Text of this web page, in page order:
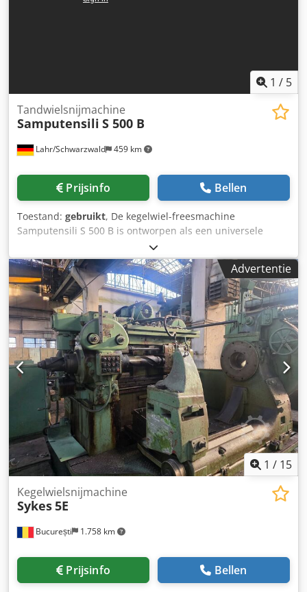
1 / 5
Lahr/Schwarzwald 459 km
Tandwielsnijmachine
Samputensili S 500 B
Prijsinfo Bellen
Toestand: gebruikt, De kegelwiel-freesmachine
Samputensili S 500 B is ontworpen als een universele
machine voor de flexibele bewerking van tandwielen en
wordt door fabrikanten van tandwiel- en
aandrijftechnologie ingezet voor het frezen van
kegelwielen. Technische gegevens: Wieldiameter: 500 mm
Moduul - max.: 5 Chjdpfx Asxz Ef Sjizea Tandbreedte: 100
mm Benodigde ruimte ca.: 4,5 x 3,2 x 2,4 m
Machinegewicht ca.: 13.000 kg *De afbeelding toont de
machine in huidige gebruikte staat. Op verzoek kan deze
deels gemoderniseerd of volledig gemoderniseerd als
retrofit met nieuwe CNC-besturing (SIEMENS ONE) worden
aangeboden.
Advertentie
1 / 15
București 1.758 km
Kegelwielsnijmachine
Sykes5E
Prijsinfo Bellen